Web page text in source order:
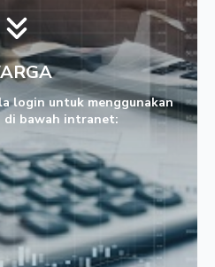
login untuk menggunakan
di bawah intranet: